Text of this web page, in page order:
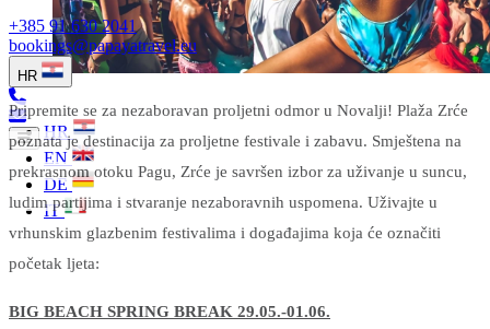
+385 91 630 2041
bookings@papayatravel.eu
HR
HR
EN
DE
IT
Pripremite se za nezaboravan proljetni odmor u Novalji! Plaža Zrće
poznata je destinacija za proljetne festivale i zabavu. Smještena na
prekrasnom otoku Pagu, Zrće je savršen izbor za uživanje u suncu,
ludim partijima i stvaranje nezaboravnih uspomena. Uživajte u
vrhunskim glazbenim festivalima i događajima koja će označiti
početak ljeta:
BIG BEACH SPRING BREAK 29.05.-01.06.